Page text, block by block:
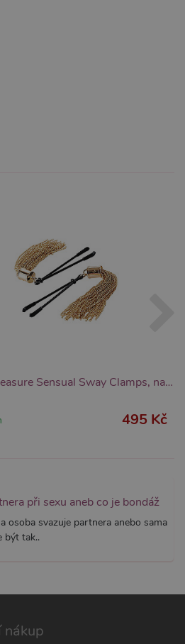
Guilty Pleasure Sensual Sway Clamps, nastavitelné svorky na bradavky
495 Kč
při sexu aneb co je bondáž
osoba svazuje partnera anebo sama
být tak..
nákup